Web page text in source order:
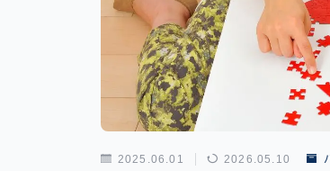
2025.06.01 2026.05.10